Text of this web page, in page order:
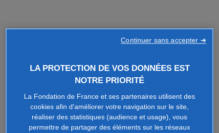
LA PROTECTION DE VOS DONNÉES EST
NOTRE PRIORITÉ
La Fondation de France et ses partenaires utilisent des
cookies afin d'améliorer votre navigation sur le site,
réaliser des statistiques (audience et usage), vous
permettre de partager des éléments sur les réseaux
Continuer sans accepter ➜